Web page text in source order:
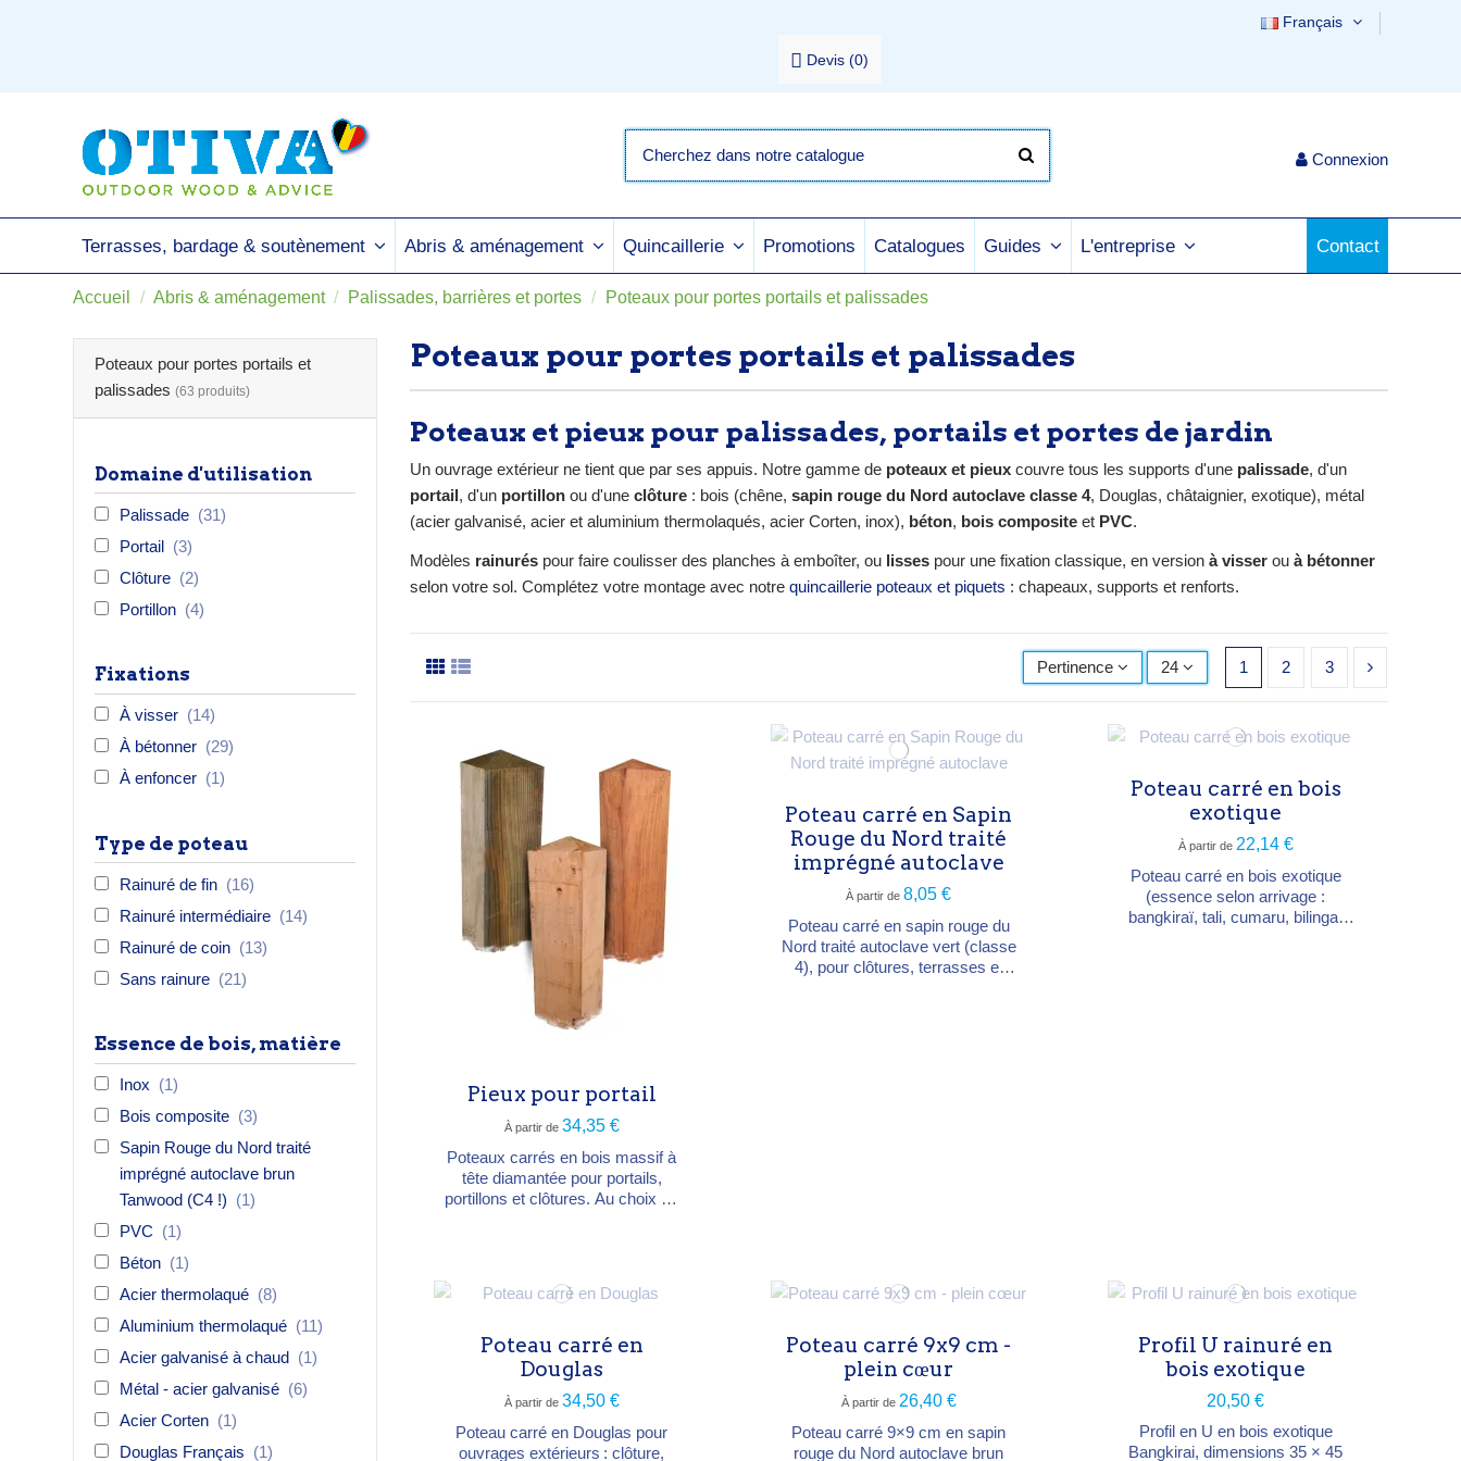
Français
Devis (0)
Connexion
Terrasses, bardage & soutènement Abris & aménagement Quincaillerie Promotions Catalogues Guides L'entreprise Contact
Accueil Abris & aménagement Palissades, barrières et portes Poteaux pour portes portails et palissades
Poteaux pour portes portails et palissades
Poteaux et pieux pour palissades, portails et portes de jardin
Un ouvrage extérieur ne tient que par ses appuis. Notre gamme de poteaux et pieux couvre tous les supports d'une palissade, d'un
portail, d'un portillon ou d'une clôture : bois (chêne, sapin rouge du Nord autoclave classe 4, Douglas, châtaignier, exotique), métal
(acier galvanisé, acier et aluminium thermolaqués, acier Corten, inox), béton, bois composite et PVC.
Modèles rainurés pour faire coulisser des planches à emboîter, ou lisses pour une fixation classique, en version à visser ou à bétonner
selon votre sol. Complétez votre montage avec notre quincaillerie poteaux et piquets : chapeaux, supports et renforts.
Pertinence 24 1 2 3
Pieux pour portail
À partir de 34,35 €
Poteaux carrés en bois massif à
tête diamantée pour portails,
portillons et clôtures. Au choix en
cm, hauteurs de 180 à 300 cm.
Poteau carré en Sapin
Rouge du Nord traité
imprégné autoclave
À partir de8,05 €
Poteau carré en sapin rouge du
Nord traité autoclave vert (classe
4), pour clôtures, terrasses et
Poteau carré en bois
exotique
À partir de 22,14 €
Poteau carré en bois exotique
(essence selon arrivage :
bangkiraï, tali, cumaru, bilinga,
Poteau carré en
Douglas
À partir de 34,50 €
Poteau carré en Douglas pour
ouvrages extérieurs : clôture,
Poteau carré 9x9 cm -
plein cœur
À partir de 26,40 €
Poteau carré 9×9 cm en sapin
rouge du Nord autoclave brun
Profil U rainuré en
bois exotique
20,50 €
Profil en U en bois exotique
Bangkirai, dimensions 35 × 45
Poteaux pour portes portails et
palissades (63 produits)
Domaine d'utilisation
Palissade (31)
Portail (3)
Clôture (2)
Portillon (4)
Fixations
À visser (14)
À bétonner (29)
À enfoncer (1)
Type de poteau
Rainuré de fin (16)
Rainuré intermédiaire (14)
Rainuré de coin (13)
Sans rainure (21)
Essence de bois, matière
Inox (1)
Bois composite (3)
Sapin Rouge du Nord traité
imprégné autoclave brun
Tanwood (C4 !) (1)
PVC (1)
Béton (1)
Acier thermolaqué (8)
Aluminium thermolaqué (11)
Acier galvanisé à chaud (1)
Métal - acier galvanisé (6)
Acier Corten (1)
Douglas Français (1)